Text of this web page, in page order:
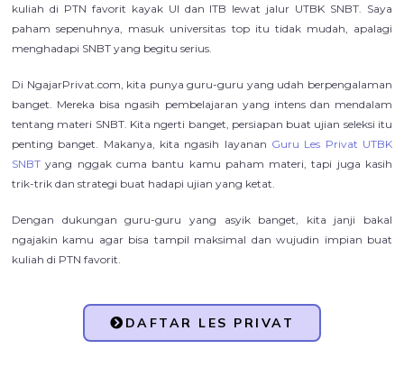
kuliah di PTN favorit kayak UI dan ITB lewat jalur UTBK SNBT. Saya
paham sepenuhnya, masuk universitas top itu tidak mudah, apalagi
menghadapi SNBT yang begitu serius.
Di NgajarPrivat.com, kita punya guru-guru yang udah berpengalaman
banget. Mereka bisa ngasih pembelajaran yang intens dan mendalam
tentang materi SNBT. Kita ngerti banget, persiapan buat ujian seleksi itu
penting banget. Makanya, kita ngasih layanan Guru Les Privat UTBK
SNBT yang nggak cuma bantu kamu paham materi, tapi juga kasih
trik-trik dan strategi buat hadapi ujian yang ketat.
Dengan dukungan guru-guru yang asyik banget, kita janji bakal
ngajakin kamu agar bisa tampil maksimal dan wujudin impian buat
kuliah di PTN favorit.
DAFTAR LES PRIVAT